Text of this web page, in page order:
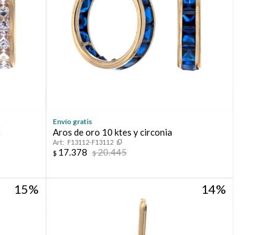
Envío gratis
Aros de oro 10 ktes y circonia
F13112-F13112
$ 17.378 $20.445
15 14